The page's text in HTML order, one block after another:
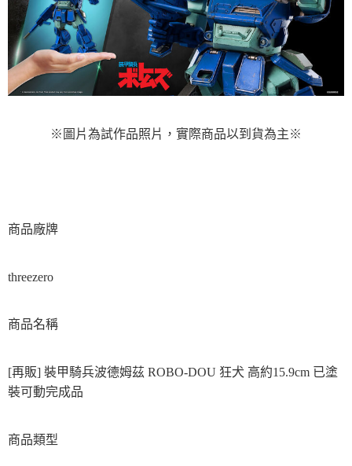
※圖片為試作品照片，實際商品以到貨為主※
商品廠牌
threezero
商品名稱
[再販] 裝甲騎兵波德姆茲 ROBO-DOU 狂犬 高約15.9cm 已塗
裝可動完成品
商品類型